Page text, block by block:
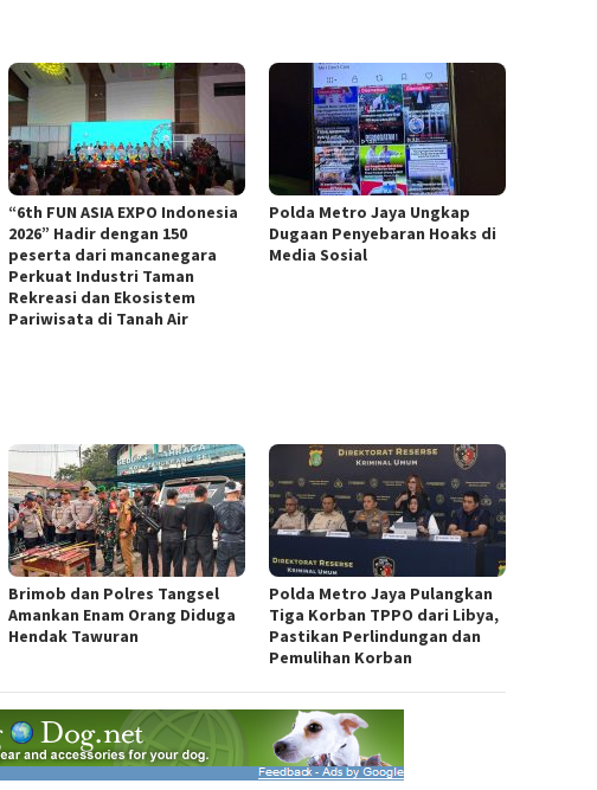
“6th FUN ASIA EXPO Indonesia
2026” Hadir dengan 150
peserta dari mancanegara
Perkuat Industri Taman
Rekreasi dan Ekosistem
Pariwisata di Tanah Air
Polda Metro Jaya Ungkap
Dugaan Penyebaran Hoaks di
Media Sosial
Brimob dan Polres Tangsel
Amankan Enam Orang Diduga
Hendak Tawuran
Polda Metro Jaya Pulangkan
Tiga Korban TPPO dari Libya,
Pastikan Perlindungan dan
Pemulihan Korban